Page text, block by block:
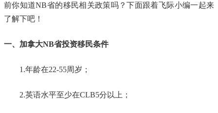
前你知道NB省的移民相关政策吗？下面跟着飞际小编一起来
了解下吧！
一、加拿大NB省投资移民条件
1.年龄在22-55周岁；
2.英语水平至少在CLB5分以上；